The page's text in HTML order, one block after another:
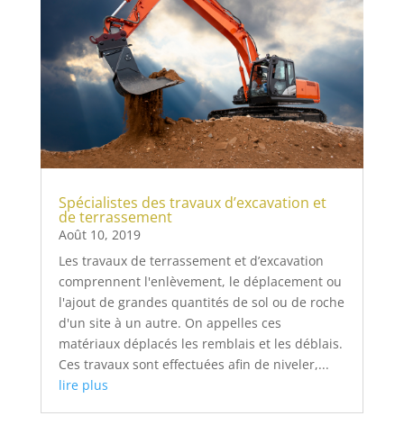
Spécialistes des travaux d’excavation et
de terrassement
Août 10, 2019
Les travaux de terrassement et d’excavation
comprennent l'enlèvement, le déplacement ou
l'ajout de grandes quantités de sol ou de roche
d'un site à un autre. On appelles ces
matériaux déplacés les remblais et les déblais.
Ces travaux sont effectuées afin de niveler,...
lire plus